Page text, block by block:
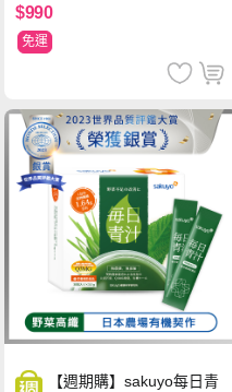
$990
免運
【週期購】sakuyo每日青